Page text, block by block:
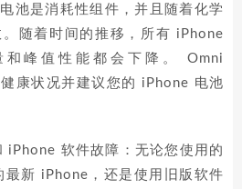
池是消耗性组件，并且随着化学
随着时间的推移，所有 iPhone
峰值性能都会下降。 Omni
康状况并建议您的 iPhone 电池
iPhone 软件故障：无论您使用的
最新 iPhone，还是使用旧版软件